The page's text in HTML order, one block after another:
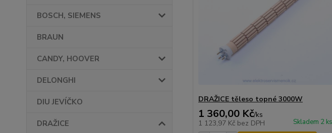
BOSCH, SIEMENS
BRAUN
CANDY, HOOVER
DELONGHI
DIU JEVÍČKO
DRAŽICE
DRAŽICE těleso topné 3000W
1 360,00 Kč/ks
1 123,97 Kč bez DPH Skladem 2 ks